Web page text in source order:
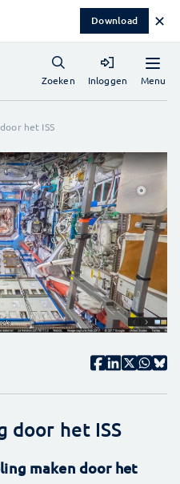
Download ✕
Menu
Zoeken Inloggen
het ISS
door het ISS
maken door het